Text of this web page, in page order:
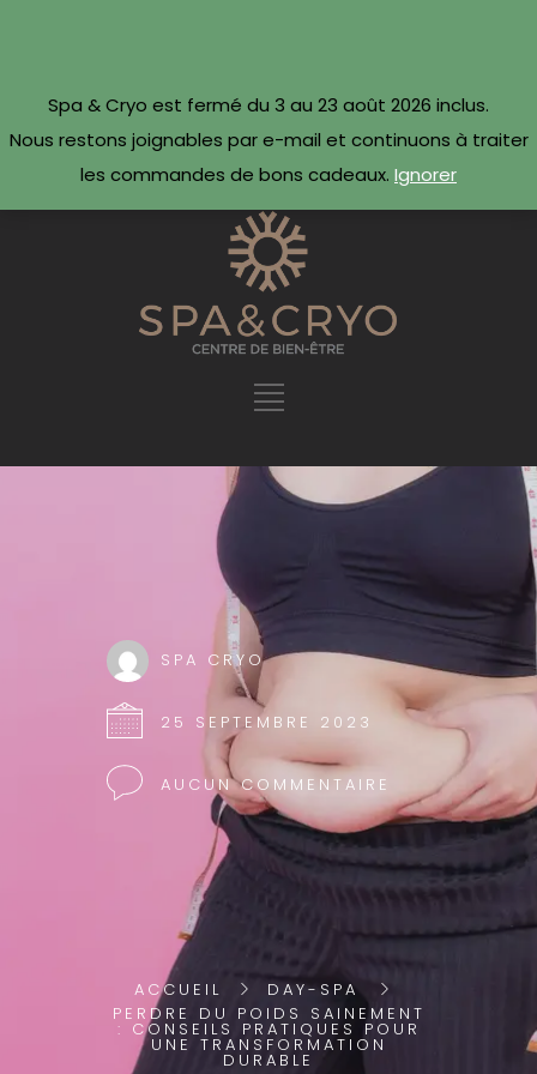
Réserver maintenant ·
SPA CRYO
25 SEPTEMBRE 2023
AUCUN COMMENTAIRE
ACCUEIL
DAY-SPA
PERDRE DU POIDS SAINEMENT
: CONSEILS PRATIQUES POUR
UNE TRANSFORMATION
DURABLE
Spa & Cryo est fermé du 3 au 23 août 2026 inclus.
Nous restons joignables par e-mail et continuons à traiter
les commandes de bons cadeaux. Ignorer